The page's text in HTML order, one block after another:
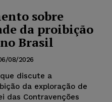
sobre
da proibição
Brasil
08/2026
discute a
da exploração de
das Contravenções